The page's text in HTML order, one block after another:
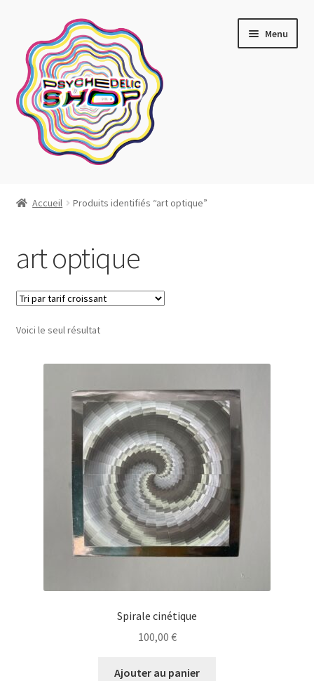
navigation
contenu
Menu
Affiches
Blotter art
A Propos
Accueil Produits identifiés “art optique”
art optique
Voici le seul résultat
Spirale cinétique
100,00 €
Ajouter au panier